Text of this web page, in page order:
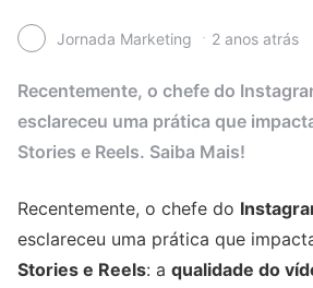
Jornada Marketing 2 anos atrás
Recentemente, o chefe do
esclareceu uma prática que
Stories e Reels. Saiba Mais!
Recentemente, o chefe do
esclareceu uma prática que
Stories e Reels: a qualidade do